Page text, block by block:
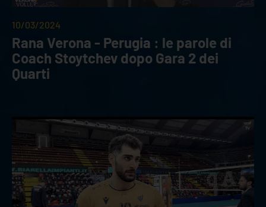
10/03/2024
Rana Verona - Perugia : le parole di
Coach Stoytchev dopo Gara 2 dei
Quarti